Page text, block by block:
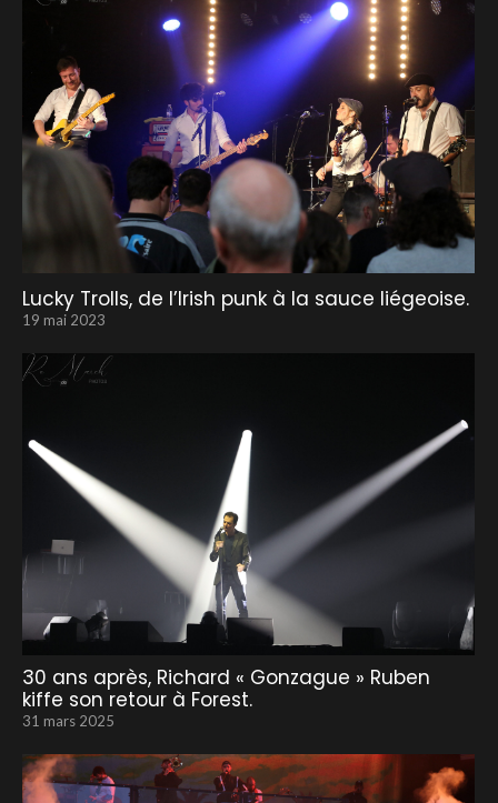
Lucky Trolls, de l’Irish punk à la sauce liégeoise.
19 mai 2023
30 ans après, Richard « Gonzague » Ruben
kiffe son retour à Forest.
31 mars 2025